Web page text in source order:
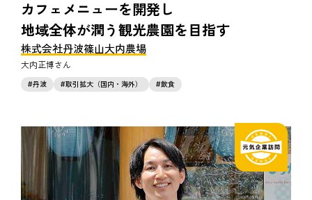
カフェメニューを開発し
地域全体が潤う観光農園を目指す
株式会社丹波篠山大内農場
大内正博
丹波 取引拡大（国内・海外） 飲食